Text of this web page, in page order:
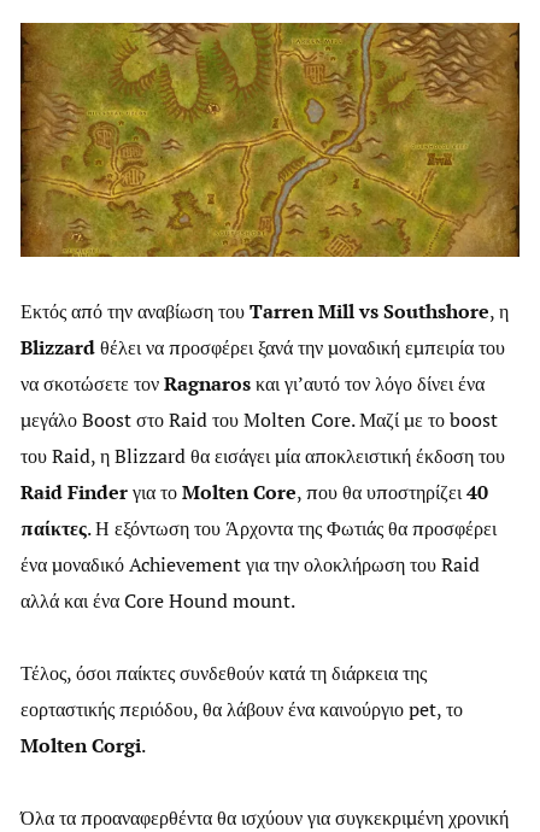
Εκτός από την αναβίωση τουTarren Mill vs Southshore, η
Blizzardθέλει να προσφέρει ξανά την μοναδική εμπειρία του
να σκοτώσετε τονRagnarosκαι γι’αυτό τον λόγο δίνει ένα
μεγάλο Boost στο Raid του Molten Core. Μαζί με το boost
του Raid, η Blizzard θα εισάγει μία αποκλειστική έκδοση του
Raid Finderγια τοMolten Core, που θα υποστηρίζει40
παίκτες. Η εξόντωση του Άρχοντα της Φωτιάς θα προσφέρει
ένα μοναδικό Achievement για την ολοκλήρωση του Raid
αλλά και ένα Core Hound mount.
Τέλος, όσοι παίκτες συνδεθούν κατά τη διάρκεια της
εορταστικής περιόδου, θα λάβουν ένα καινούργιο pet, το
Molten Corgi.
Όλα τα προαναφερθέντα θα ισχύουν για συγκεκριμένη χρονική